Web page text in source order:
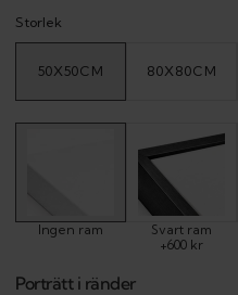
Storlek
50X50CM
VARIANT
OUT
UNAVAILABLE
80X80CM
VARIANT
Ingen ram
Svart ram
+600 kr
Porträtt i ränder